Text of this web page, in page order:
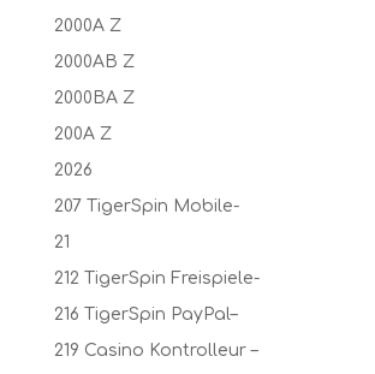
2000A Z
2000AB Z
2000BA Z
200A Z
2026
207 TigerSpin Mobile-
21
212 TigerSpin Freispiele-
216 TigerSpin PayPal–
219 Casino Kontrolleur –